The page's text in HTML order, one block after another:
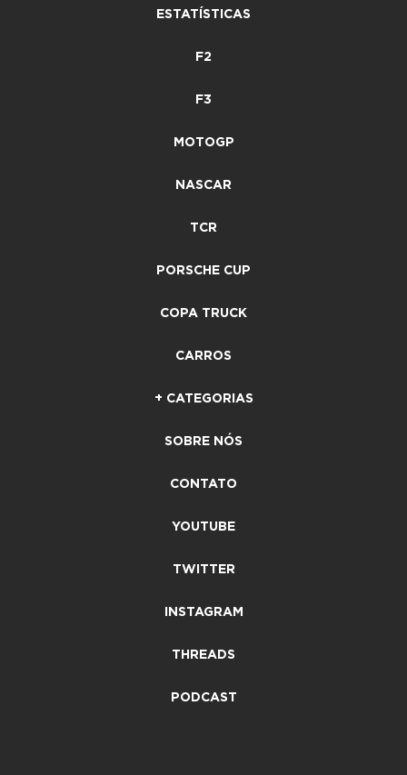
ESTATÍSTICAS
F2
F3
MOTOGP
NASCAR
TCR
PORSCHE CUP
COPA TRUCK
CARROS
+ CATEGORIAS
SOBRE NÓS
CONTATO
YOUTUBE
TWITTER
INSTAGRAM
THREADS
PODCAST